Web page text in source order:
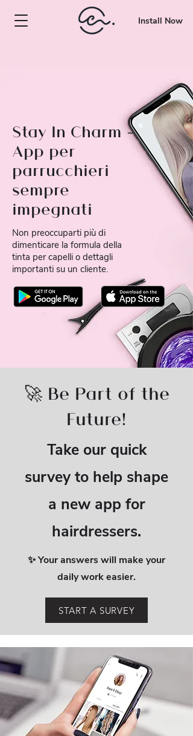
Install Now
Stay In Charm -
App per
parrucchieri
sempre
impegnati
Non preoccuparti più di
dimenticare la formula della
tinta per capelli o dettagli
importanti su un cliente.
🚀 Be Part of the
Future!
Take our quick
survey to help shape
a new app for
hairdressers.
✨ Your answers will make your
daily work easier.
START A SURVEY